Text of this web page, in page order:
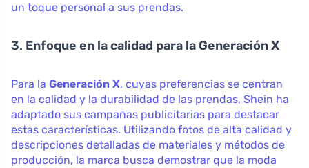
un toque personal a sus prendas.
3. Enfoque en la calidad para la Generación X
Para la Generación X, cuyas preferencias se centran
en la calidad y la durabilidad de las prendas, Shein ha
adaptado sus campañas publicitarias para destacar
estas características. Utilizando fotos de alta calidad y
descripciones detalladas de materiales y métodos de
producción, la marca busca demostrar que la moda